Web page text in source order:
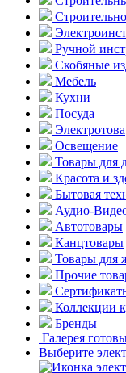
Ручной
Скобяные
Мебель
Кухни
Посуда
Освещение
Товары для
Красота и
Бытовая
Аудио-
Автотовары
Канцтовары
Товары для
Прочие
Коллекции
Бренды
Галерея
Выберите